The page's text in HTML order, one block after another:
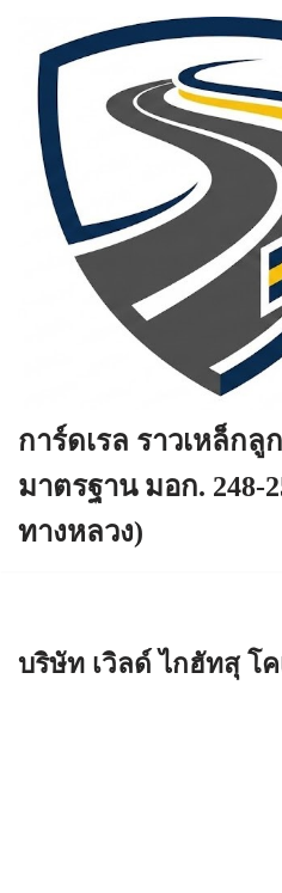
Skip
content
การ์ดเรล ราวเหล็กลู
มาตรฐาน มอก. 248-
ทางหลวง)
บริษัท เวิลด์ ไกฮัทสุ โ